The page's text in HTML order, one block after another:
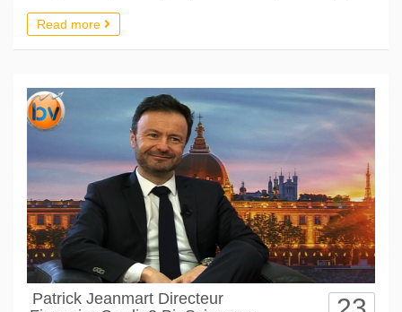
Read more
Patrick Jeanmart Directeur